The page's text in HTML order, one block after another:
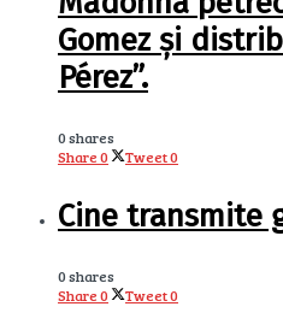
Gomez și
Pérez”.
0 shares
Share0 Tweet0
Cine transmite
0 shares
Share0 Tweet0